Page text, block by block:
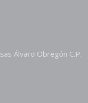
Álvaro Obregón C.P.